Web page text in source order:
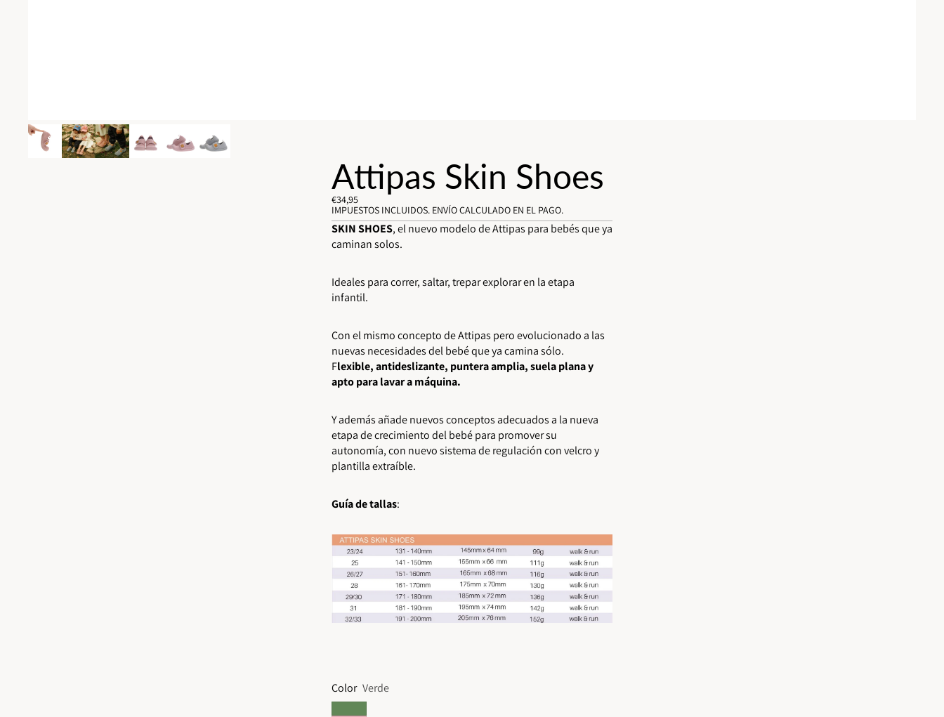
Attipas Skin Shoes
€34,95
IMPUESTOS INCLUIDOS. ENVÍO CALCULADO EN EL PAGO.
SKIN SHOES, el nuevo modelo de Attipas para bebés que ya
caminan solos.
Ideales para correr, saltar, trepar explorar en la etapa
infantil.
Con el mismo concepto de Attipas pero evolucionado a las
nuevas necesidades del bebé que ya camina sólo.
Flexible, antideslizante, puntera amplia, suela plana y
apto para lavar a máquina.
Y además añade nuevos conceptos adecuados a la nueva
etapa de crecimiento del bebé para promover su
autonomía, con nuevo sistema de regulación con velcro y
plantilla extraíble.
Guía de tallas:
Color Verde